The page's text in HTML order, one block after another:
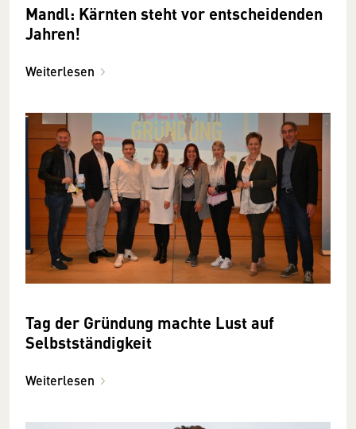
Mandl: Kärnten steht vor entscheidenden
Jahren!
Weiterlesen
Tag der Gründung machte Lust auf
Selbstständigkeit
Weiterlesen